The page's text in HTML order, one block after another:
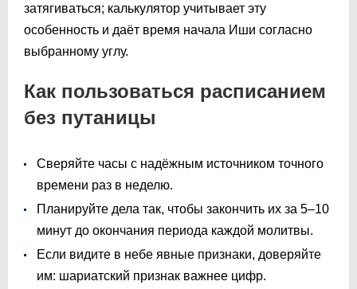
затягиваться; калькулятор учитывает эту
особенность и даёт время начала Иши согласно
выбранному углу.
Как пользоваться расписанием
без путаницы
Сверяйте часы с надёжным источником точного
времени раз в неделю.
Планируйте дела так, чтобы закончить их за 5–10
минут до окончания периода каждой молитвы.
Если видите в небе явные признаки, доверяйте
им: шариатский признак важнее цифр.